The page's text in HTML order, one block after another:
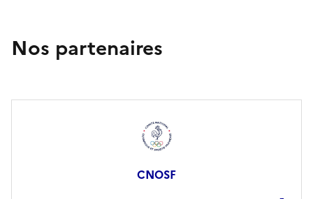
Nos partenaires
CNOSF